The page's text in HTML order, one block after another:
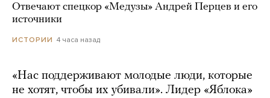
Отвечают спецкор «Медузы» Андрей Перцев и его
источники
ИСТОРИИ 4 часа назад
«Нас поддерживают молодые люди, которые
не хотят, чтобы их убивали». Лидер «Яблока»